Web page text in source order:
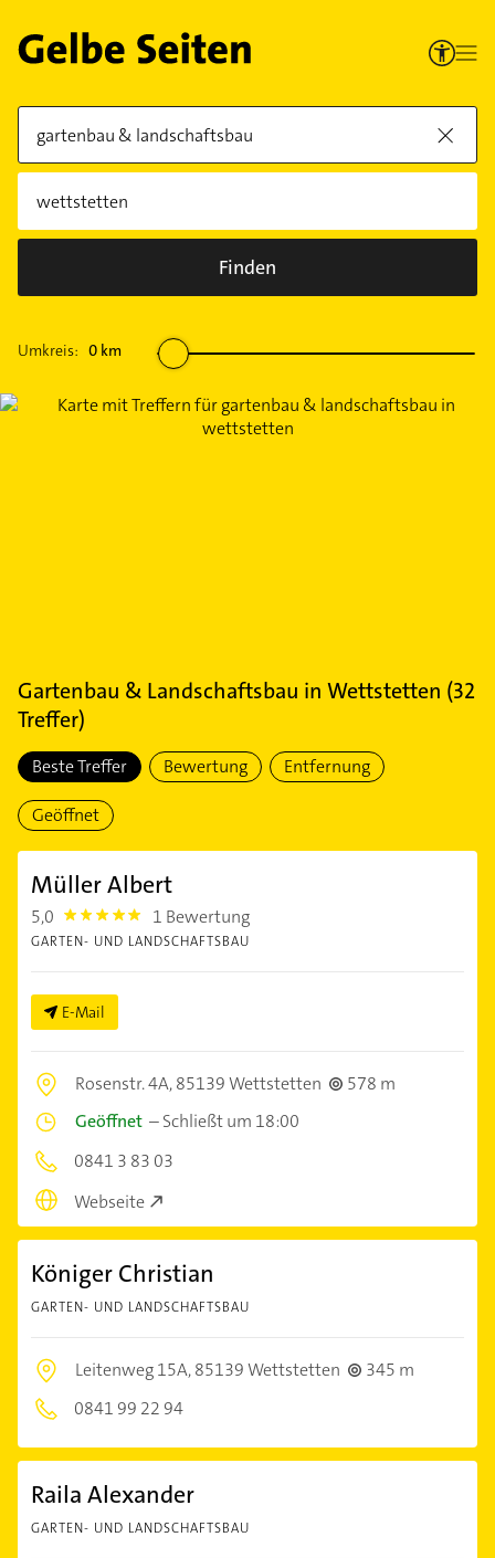
Finden
Umkreis: 0 km
Gartenbau & Landschaftsbau in Wettstetten (32
Treffer)
Beste Treffer Bewertung Entfernung
Geöffnet
Müller Albert
5,0 5.0 1 Bewertung
GARTEN- UND LANDSCHAFTSBAU
E-Mail
Rosenstr. 4A,85139 Wettstetten
578 m
Geöffnet –Schließt um 18:00
0841 3 83 03
Webseite
Königer Christian
GARTEN- UND LANDSCHAFTSBAU
Leitenweg 15A,85139 Wettstetten
345 m
0841 99 22 94
Raila Alexander
GARTEN- UND LANDSCHAFTSBAU